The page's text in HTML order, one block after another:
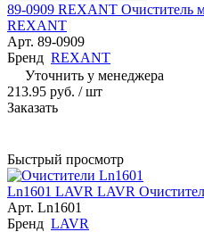
89-0909 REXANT Очиститель
REXANT
Арт. 89-0909
Бренд REXANT
Уточнить у менеджера
213.95 руб. / шт
Заказать
Быстрый просмотр
Ln1601 LAVR LAVR
Арт. Ln1601
Бренд LAVR